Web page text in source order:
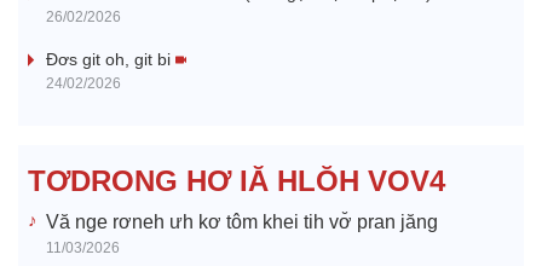
e
o
26/02/2026
Đơs git oh, git bi
24/02/2026
TƠDRONG HƠ IĂ HLŎH VOV4
Vă nge rơneh ưh kơ tôm khei tih vơ̆ pran jăng
11/03/2026